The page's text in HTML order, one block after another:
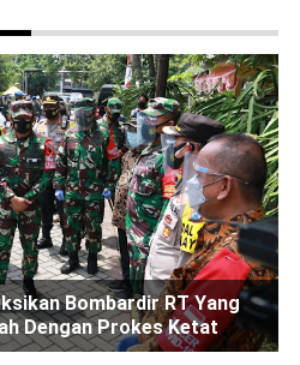
Bombardir RT Yang
Dengan Prokes Ketat